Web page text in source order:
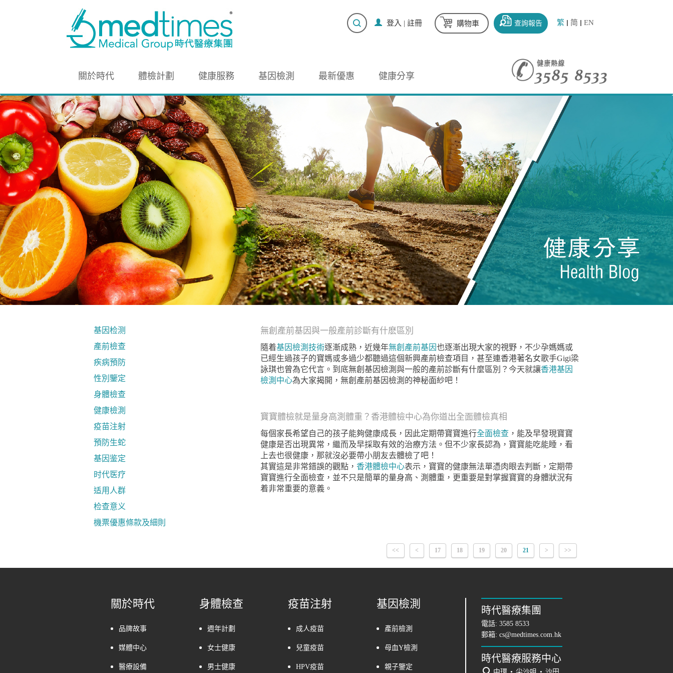
繁 简 EN
查詢報告
購物車
登入 | 註冊
關於時代 體檢計劃 健康服務 基因檢測 最新優惠 健康分享
基因检测
產前檢查
疾病預防
性別鑒定
身體檢查
健康檢測
疫苗注射
預防生蛇
基因鉴定
时代医疗
适用人群
检查意义
機票優惠條款及細則
無創產前基因與一般產前診斷有什麽區別
隨着基因檢測技術逐漸成熟，近幾年無創產前基因也逐漸出現大家的視野，不少孕媽媽或
已經生過孩子的寶媽或多過少都聽過這個新興產前檢查項目，甚至連香港著名女歌手Gigi梁
詠琪也曾為它代言。到底無創基因檢測與一般的產前診斷有什麼區別？今天就讓香港基因
檢測中心為大家揭開，無創產前基因檢測的神秘面紗吧！
寶寶體檢就是量身高測體重？香港體檢中心為你道出全面體檢真相
每個家長希望自己的孩子能夠健康成長，因此定期帶寶寶進行全面檢查 ，能及早發現寶寶
健康是否出現異常，繼而及早採取有效的治療方法。但不少家長認為，寶寶能吃能睡，看
上去也很健康，那就沒必要帶小朋友去體檢了吧！
其實這是非常錯誤的觀點，香港體檢中心表示，寶寶的健康無法單憑肉眼去判斷，定期帶
寶寶進行全面檢查，並不只是簡單的量身高、測體重，更重要是對掌握寶寶的身體狀況有
着非常重要的意義。
<< < 17 18 19 20 21 > >>
關於時代
品牌故事
媒體中心
醫療設備
身體檢查
週年計劃
女士健康
男士健康
疫苗注射
成人疫苗
兒童疫苗
HPV疫苗
基因檢測
產前檢測
母血Y檢測
親子鑒定
時代醫療集團
電話: 3585 8533
郵箱: cs@medtimes.com.hk
時代醫療服務中心